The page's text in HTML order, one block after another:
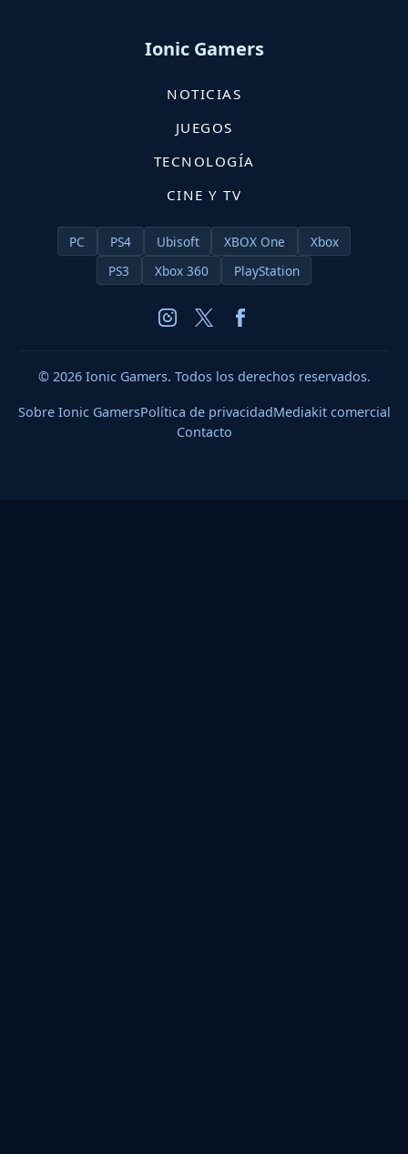
Ionic Gamers
NOTICIAS
JUEGOS
TECNOLOGÍA
CINE Y TV
PC PS4 Ubisoft XBOX One
Xbox
PS3
Xbox 360 PlayStation
© 2026 Ionic Gamers. Todos los derechos reservados.
Sobre Ionic GamersPolítica de privacidadMediakit comercial
Contacto